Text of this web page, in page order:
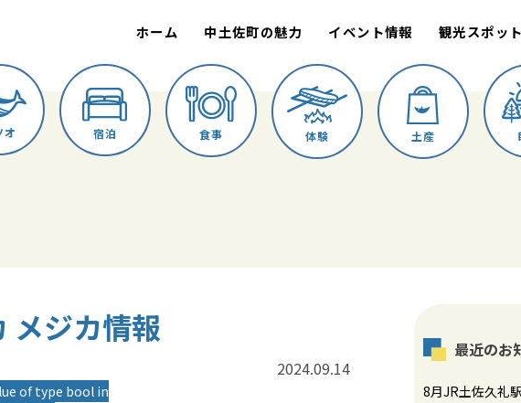
ホーム 中土佐町の魅力 イベント情報 観光スポット
オ 宿泊 食事 体験 土産
ジカ情報
of type bool in
2024.09.14
最近のお
8月JR土佐久礼